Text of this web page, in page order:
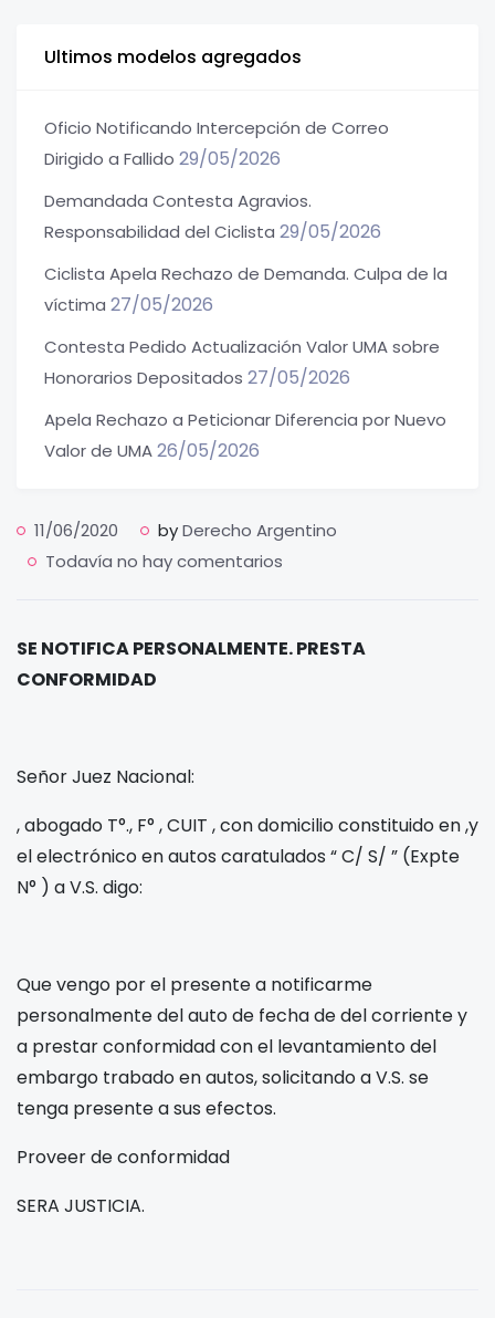
11/06/2020 byDerecho Argentino
Todavía no hay comentarios
SE NOTIFICA PERSONALMENTE. PRESTA
CONFORMIDAD
Señor Juez Nacional:
, abogado T°., F° , CUIT , con domicilio constituido en,y
el electrónicoen autos caratulados “C/ S/ ” (Expte
N° ) a V.S. digo:
Que vengo por el presente a notificarme
personalmente del auto de fechadedel corriente y
a prestar conformidad con el levantamiento del
embargo trabado en autos, solicitando a V.S. se
tenga presente a sus efectos.
Proveer de conformidad
SERA JUSTICIA.
Ultimos modelos agregados
Oficio Notificando Intercepción de Correo
Dirigido a Fallido 29/05/2026
Demandada Contesta Agravios.
Responsabilidad del Ciclista 29/05/2026
Ciclista Apela Rechazo de Demanda. Culpa de la
víctima 27/05/2026
Contesta Pedido Actualización Valor UMA sobre
Honorarios Depositados 27/05/2026
Apela Rechazo a Peticionar Diferencia por Nuevo
Valor de UMA26/05/2026